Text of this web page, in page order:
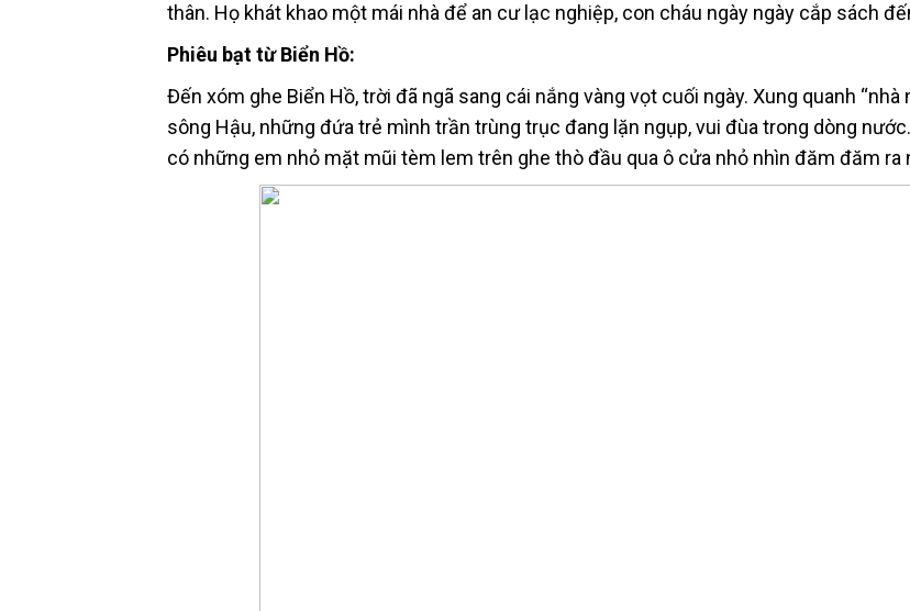
thân. Họ khát khao một mái nhà để an cư lạc nghiệp, con cháu ngày ngày cắp sách
Phiêu bạt từ Biển Hồ:
Đến xóm ghe Biển Hồ, trời đã ngã sang cái nắng vàng vọt cuối ngày. Xung quanh “nhà
sông Hậu, những đứa trẻ mình trần trùng trục đang lặn ngụp, vui đùa trong dòng
có những em nhỏ mặt mũi tèm lem trên ghe thò đầu qua ô cửa nhỏ nhìn đăm đăm ra